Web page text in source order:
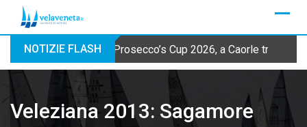
NOTIZIE FLASH Prosecco’s Cup 2026, a Caorle tre
Veleziana 2013: Sagamore